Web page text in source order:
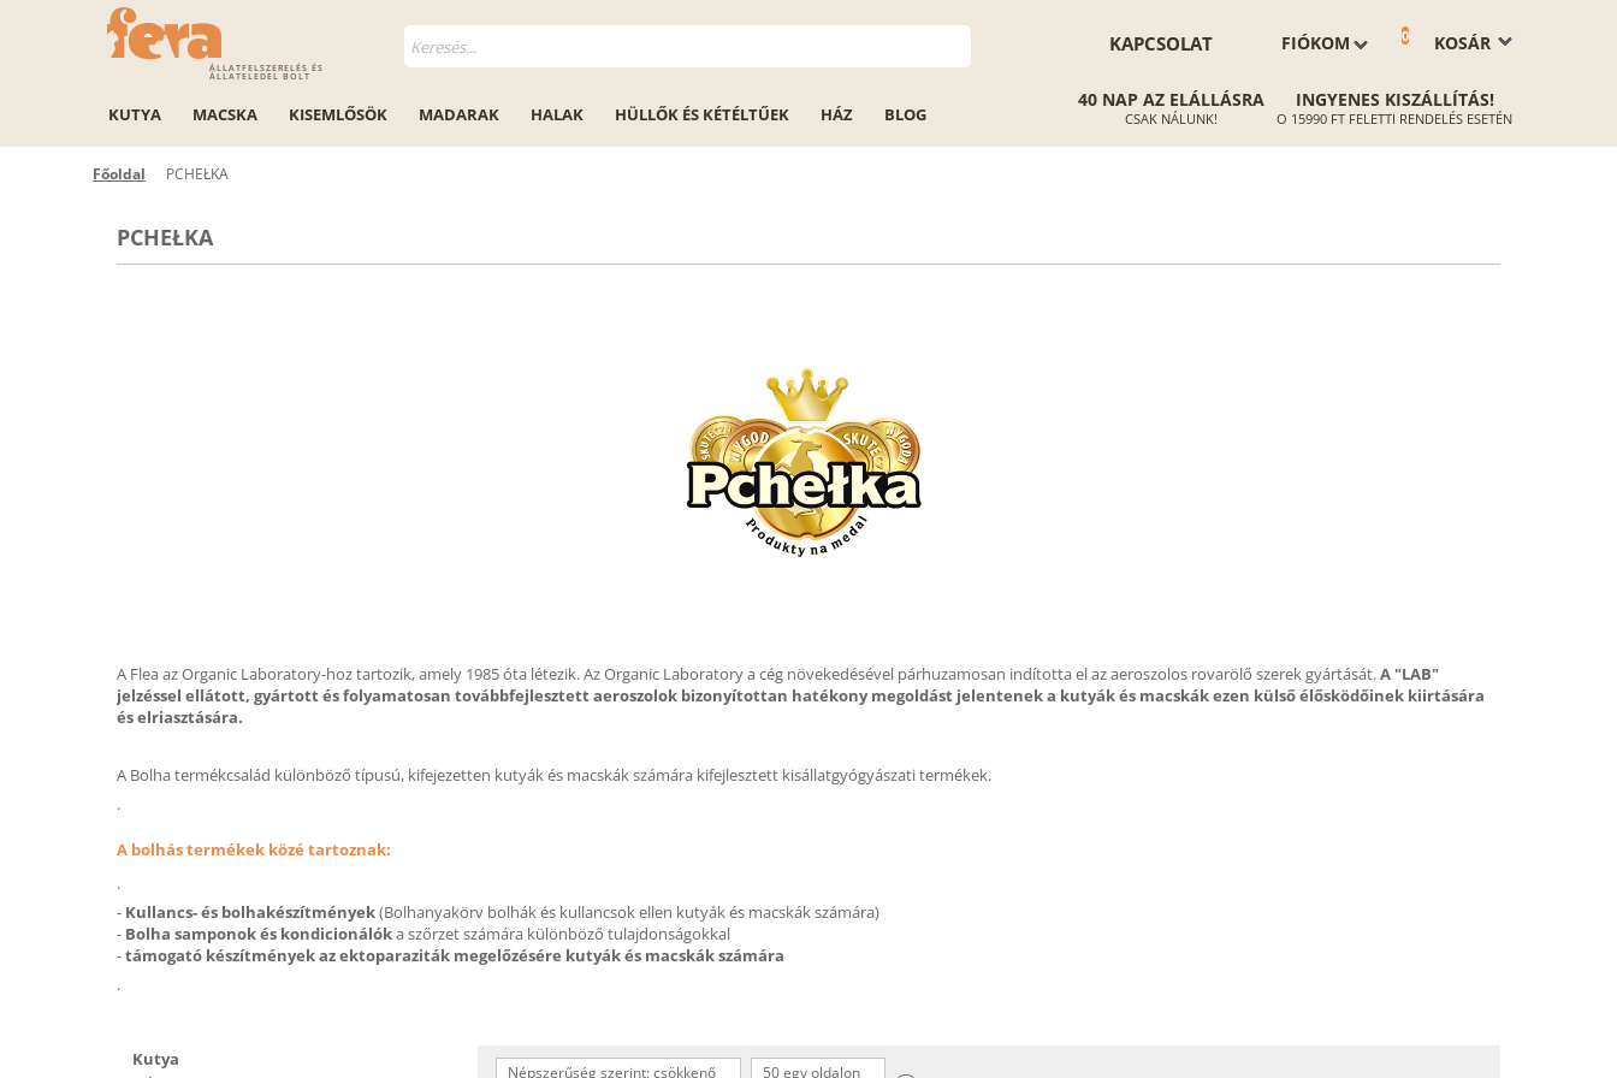
ÁLLATFELSZERELÉS ÉS
ÁLLATELEDEL BOLT
KOSÁR
0
FIÓKOM
KAPCSOLAT
KUTYA MACSKA KISEMLŐSÖK MADARAK HALAK HÜLLŐK ÉS KÉTÉLTŰEK HÁZ BLOG
40 NAP AZ ELÁLLÁSRA
CSAK NÁLUNK!
INGYENES KISZÁLLÍTÁS!
O 15990 FT FELETTI RENDELÉS ESETÉN
Főoldal PCHEŁKA
PCHEŁKA
A Flea az Organic Laboratory-hoz tartozik, amely 1985 óta létezik. Az Organic Laboratory a cég növekedésével párhuzamosan indította el az aeroszolos rovarölő szerek gyártását.A "LAB"
jelzéssel ellátott, gyártott és folyamatosan továbbfejlesztett aeroszolok bizonyítottan hatékony megoldást jelentenek a kutyák és macskák ezen külső élősködőinek kiirtására
és elriasztására.
A Bolha termékcsalád különböző típusú, kifejezetten kutyák és macskák számára kifejlesztett kisállatgyógyászati termékek.
.
A bolhás termékek közé tartoznak:
.
- Kullancs- és bolhakészítmények(Bolhanyakörv bolhák és kullancsok ellen kutyák és macskák számára)
- Bolha samponok és kondicionálóka szőrzet számára különböző tulajdonságokkal
-támogató készítmények az ektoparaziták megelőzésére kutyák és macskák számára
.
Kutya
Népszerűség szerint: csökkenő 50 egy oldalon